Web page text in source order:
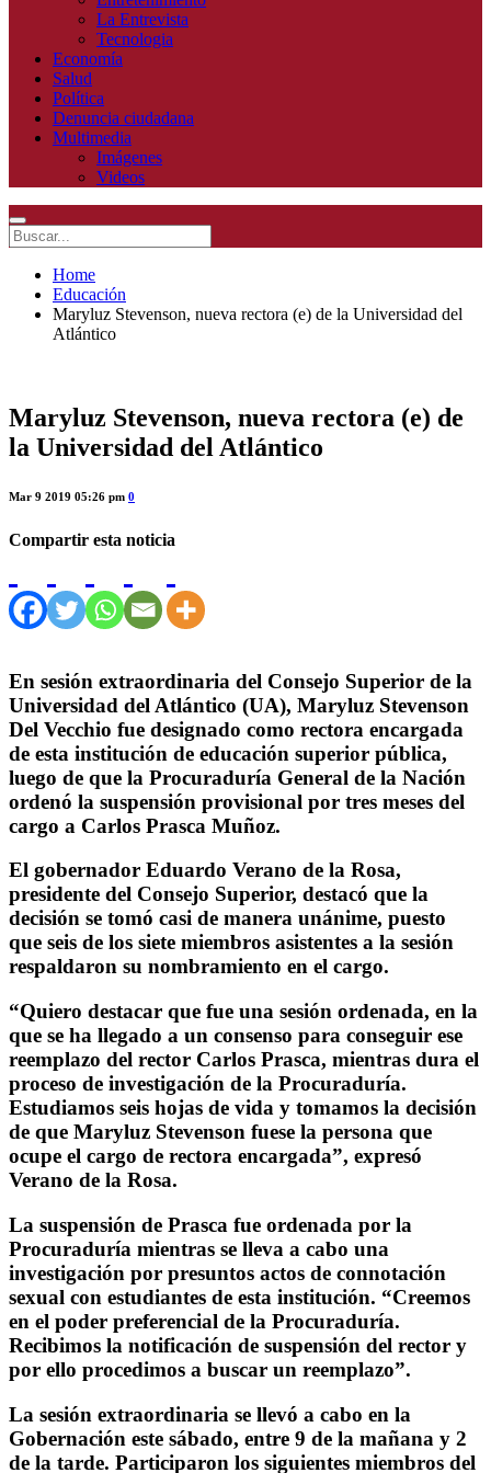
La Entrevista
Tecnologia
Economía
Salud
Política
Denuncia ciudadana
Multimedia
Imágenes
Videos
Home
Educación
Maryluz Stevenson, nueva rectora (e) de la Universidad del
Atlántico
Maryluz Stevenson, nueva rectora (e) de
la Universidad del Atlántico
Mar 9 2019 05:26 pm 0
Compartir esta noticia
En sesión extraordinaria del Consejo Superior de la
Universidad del Atlántico (UA), Maryluz Stevenson
Del Vecchio fue designado como rectora encargada
de esta institución de educación superior pública,
luego de que la Procuraduría General de la Nación
ordenó la suspensión provisional por tres meses del
cargo a Carlos Prasca Muñoz.
El gobernador Eduardo Verano de la Rosa,
presidente del Consejo Superior, destacó que la
decisión se tomó casi de manera unánime, puesto
que seis de los siete miembros asistentes a la sesión
respaldaron su nombramiento en el cargo.
“Quiero destacar que fue una sesión ordenada, en la
que se ha llegado a un consenso para conseguir ese
reemplazo del rector Carlos Prasca, mientras dura el
proceso de investigación de la Procuraduría.
Estudiamos seis hojas de vida y tomamos la decisión
de que Maryluz Stevenson fuese la persona que
ocupe el cargo de rectora encargada”, expresó
Verano de la Rosa.
La suspensión de Prasca fue ordenada por la
Procuraduría mientras se lleva a cabo una
investigación por presuntos actos de connotación
sexual con estudiantes de esta institución. “Creemos
en el poder preferencial de la Procuraduría.
Recibimos la notificación de suspensión del rector y
por ello procedimos a buscar un reemplazo”.
La sesión extraordinaria se llevó a cabo en la
Gobernación este sábado, entre 9 de la mañana y 2
de la tarde. Participaron los siguientes miembros del